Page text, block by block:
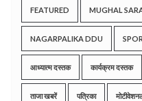
FEATURED MUGHAL
NAGARPALIKA DDU
आध्यात्म दस्तक कार्यक्रम दस्तक
ताजा खबरें पत्रिका